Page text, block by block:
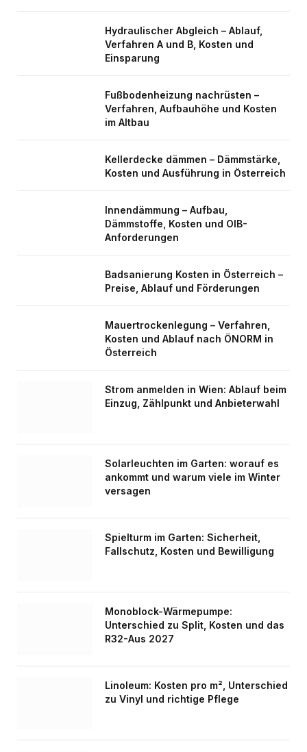
Hydraulischer Abgleich – Ablauf,
Verfahren A und B, Kosten und
Einsparung
Fußbodenheizung nachrüsten –
Verfahren, Aufbauhöhe und Kosten
im Altbau
Kellerdecke dämmen – Dämmstärke,
Kosten und Ausführung in Österreich
Innendämmung – Aufbau,
Dämmstoffe, Kosten und OIB-
Anforderungen
Badsanierung Kosten in Österreich –
Preise, Ablauf und Förderungen
Mauertrockenlegung – Verfahren,
Kosten und Ablauf nach ÖNORM in
Österreich
Strom anmelden in Wien: Ablauf beim
Einzug, Zählpunkt und Anbieterwahl
Solarleuchten im Garten: worauf es
ankommt und warum viele im Winter
versagen
Spielturm im Garten: Sicherheit,
Fallschutz, Kosten und Bewilligung
Monoblock-Wärmepumpe:
Unterschied zu Split, Kosten und das
R32-Aus 2027
Linoleum: Kosten pro m², Unterschied
zu Vinyl und richtige Pflege